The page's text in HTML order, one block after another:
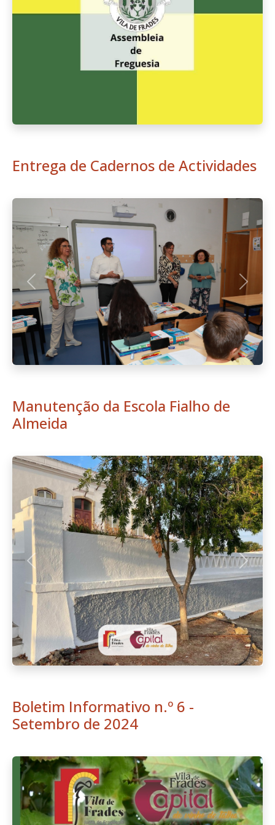
Entrega de Cadernos de Actividades
Manutenção da Escola Fialho de
Almeida
Anterior
Boletim Informativo n.º 6 -
Setembro de 2024
NOVA Agenda - Vila de Frades,
Capital do Vinho de Talha